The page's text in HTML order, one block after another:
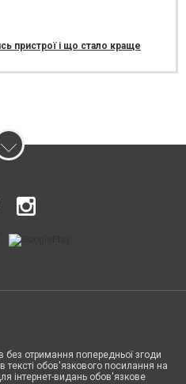
пристрої і що стало краще
без отримання попередньої згоди
обов'язкового посилання на
інтернет-видань обов'язкове